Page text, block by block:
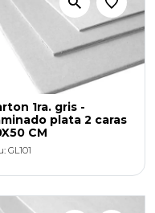
1ra. gris -
plata 2 caras
CM
GL101